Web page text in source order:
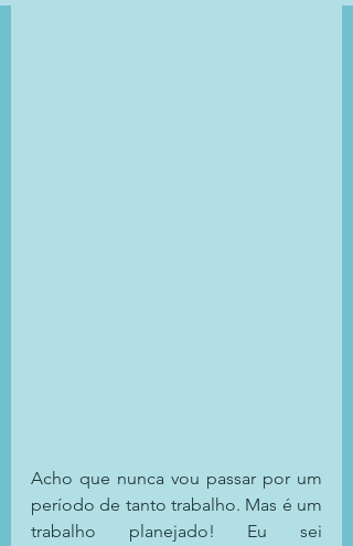
Acho que nunca vou passar por um
período de tanto trabalho. Mas é um
trabalho planejado! Eu sei